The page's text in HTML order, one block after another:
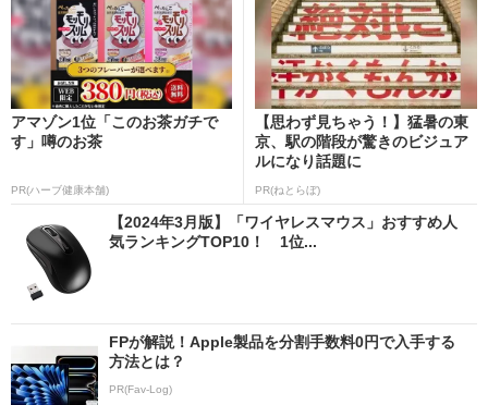
アマゾン1位「このお茶ガチで
す」噂のお茶
PR(ハーブ健康本舗)
【思わず見ちゃう！】猛暑の東
京、駅の階段が驚きのビジュア
ルになり話題に
PR(ねとらぼ)
【2024年3月版】「ワイヤレスマウス」おすすめ人
気ランキングTOP10！ 1位...
FPが解説！Apple製品を分割手数料0円で入手する
方法とは？
PR(Fav-Log)